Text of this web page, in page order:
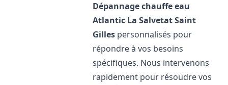
Dépannage chauffe eau
Atlantic La Salvetat Saint
Gilles personnalisés pour
répondre à vos besoins
spécifiques. Nous intervenons
rapidement pour résoudre vos